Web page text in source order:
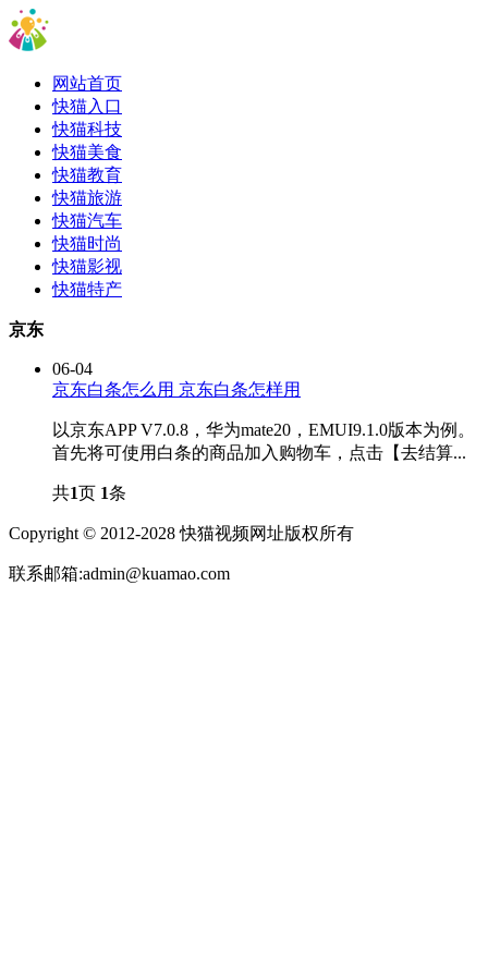
网站首页
快猫入口
快猫科技
快猫美食
快猫教育
快猫旅游
快猫汽车
快猫时尚
快猫影视
快猫特产
京东
06-04
京东白条怎么用 京东白条怎样用
以京东APP V7.0.8，华为mate20，EMUI9.1.0版本为例。
首先将可使用白条的商品加入购物车，点击【去结算...
共1页 1条
Copyright © 2012-2028 快猫视频网址版权所有
联系邮箱:admin@kuamao.com